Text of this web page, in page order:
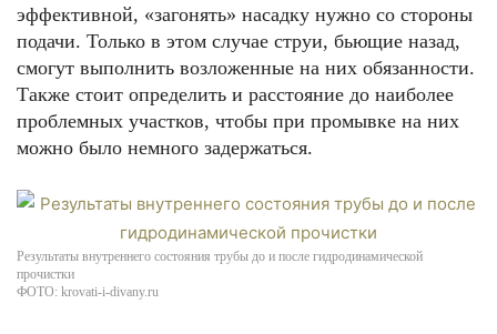
эффективной, «загонять» насадку нужно со стороны
подачи. Только в этом случае струи, бьющие назад,
смогут выполнить возложенные на них обязанности.
Также стоит определить и расстояние до наиболее
проблемных участков, чтобы при промывке на них
можно было немного задержаться.
Результаты внутреннего состояния трубы до и после гидродинамической
прочистки
ФОТО: krovati-i-divany.ru